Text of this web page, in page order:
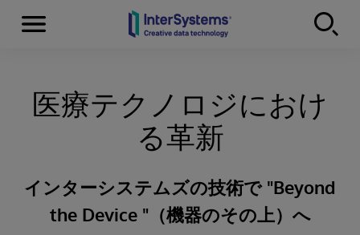
Skip to content
Menu
医療テクノロジにおけ
る革新
インターシステムズの技術で "Beyond
the Device "（機器のその上）へ